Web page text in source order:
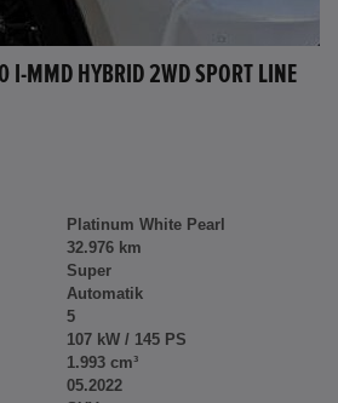
Platinum White Pearl
32.976 km
Super
Automatik
5
107 kW / 145 PS
1.993 cm³